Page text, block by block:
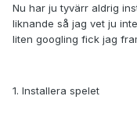
Nu har ju tyvärr aldrig
liknande så jag vet ju
liten googling fick jag
1. Installera spelet